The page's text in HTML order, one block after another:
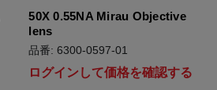
50X 0.55NA Mirau Objective
lens
品番: 6300-0597-01
ログインして価格を確認する